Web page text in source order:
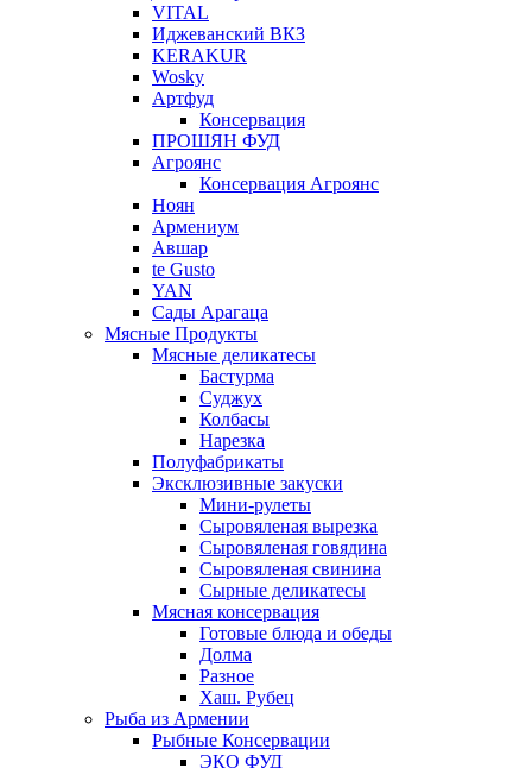
VITAL
Иджеванский ВКЗ
KERAKUR
Wosky
Артфуд
Консервация
ПРОШЯН ФУД
Агроянс
Консервация Агроянс
Ноян
Армениум
Авшар
te Gusto
YAN
Сады Арагаца
Мясные Продукты
Мясные деликатесы
Бастурма
Суджух
Колбасы
Нарезка
Полуфабрикаты
Эксклюзивные закуски
Мини-рулеты
Сыровяленая вырезка
Сыровяленая говядина
Сыровяленая свинина
Сырные деликатесы
Мясная консервация
Готовые блюда и обеды
Долма
Разное
Хаш. Рубец
Рыба из Армении
Рыбные Консервации
ЭКО ФУД